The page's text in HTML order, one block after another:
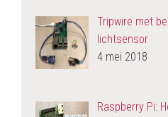
Tripwire met
lichtsensor
4 mei 2018
Raspberry Pi: